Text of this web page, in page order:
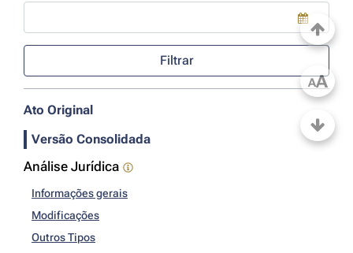
Use a tecla de seta para baixo para abrir o calendário; Use as
Filtrar
Ato Original
Versão Consolidada
Análise Jurídica
Informações gerais
Modificações
Outros Tipos
AA